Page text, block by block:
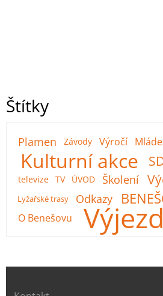
Štítky
Plamen Závody Výročí
Kulturní akce
televize TV ÚVOD Školení
Lyžařské trasy Odkazy
O Benešovu